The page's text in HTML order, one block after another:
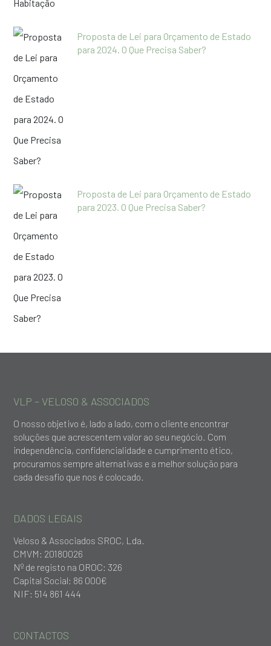
Proposta de Lei para Orçamento de Estado
para 2024. O Que Precisa Saber?
Proposta de Lei para Orçamento de Estado
para 2023. O Que Precisa Saber?
VLP – VELOSO & ASSOCIADOS
O nosso objetivo é, lado a lado, com o cliente encontrar
soluções que acrescentem valor ao seu negócio. Com
independência, confidencialidade e cumprimento ético,
procuramos sempre alternativas e a melhor solução para
cada desafio que nos é colocado.
DADOS LEGAIS
Veloso & Associados SROC, Lda.
CMVM: 20180026
Nº de registo na OROC: 326
Capital Social: 86 000€
NIF: 514 861 444
CONTACTOS